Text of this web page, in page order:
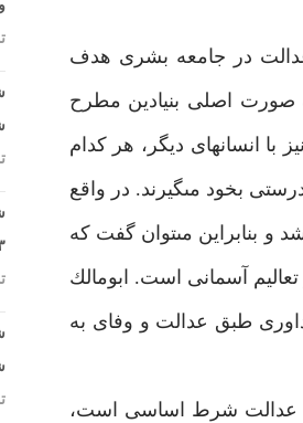
در جامعه بشرى هدف
اصلى بنيادين مطرح
با انسان‏هاى ديگر، هر كدام
بخود مى‏گيرند. در واقع
و بنابراين مى‏توان گفت كه
آسمانى است. ابومالك
طبق عدالت و وفاى به
عدالت شرط اساسى است،